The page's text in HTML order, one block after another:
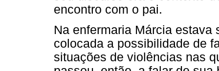
encontro com o pai.
Na enfermaria Márcia estava
colocada a possibilidade de
situações de violências nas